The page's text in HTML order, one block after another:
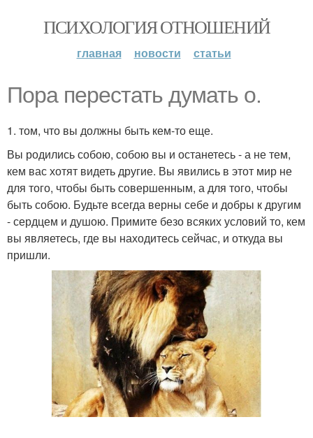
ПСИХОЛОГИЯ ОТНОШЕНИЙ
главная новости статьи
Пора перестать думать о.
1. том, что вы должны быть кем-то еще.
Вы родились собою, собою вы и останетесь - а не тем,
кем вас хотят видеть другие. Вы явились в этот мир не
для того, чтобы быть совершенным, а для того, чтобы
быть собою. Будьте всегда верны себе и добры к другим
- сердцем и душою. Примите безо всяких условий то, кем
вы являетесь, где вы находитесь сейчас, и откуда вы
пришли.